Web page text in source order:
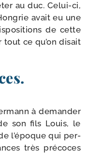
au duc. Celui-​ci,
avait eu une
de cette
ce qu’on disait
à deman­der
son fils Louis, le
l’époque qui per­
très pré­coces